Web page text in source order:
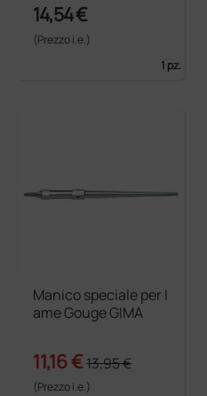
14,54 €
(Prezzo i.e.)
1 pz.
Manico speciale per l
ame Gouge GIMA
11,16 €13,95 €
(Prezzo i.e.)